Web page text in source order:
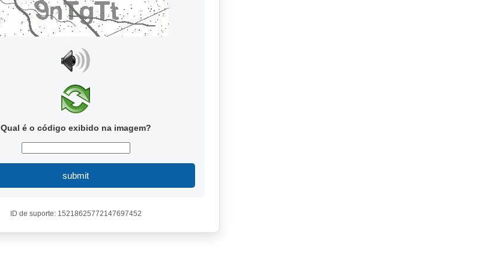
Qual é o código exibido na imagem?
submit
ID de suporte: 15218625772147697452